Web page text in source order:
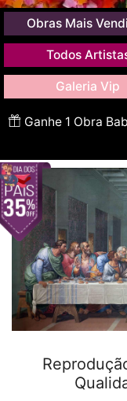
Obras Mais
Todos
Galeria Vip
Ganhe 1 Obra